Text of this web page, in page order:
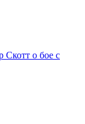
Скотт о бое с